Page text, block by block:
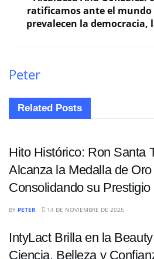
ratificamos ante el mundo
prevalecen la democracia,
Peter
Related Posts
ENTRETENIMIENTO
Hito Histórico: Ron Santa
Alcanza la Medalla de
Consolidando su Prestigio
BY PETER 14 DE NOVIEMBRE DE 2025
IntyLact Brilla en la
Ciencia, Belleza y